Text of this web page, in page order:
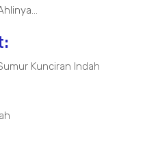
Kunciran Indah